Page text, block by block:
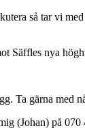
så tar vi
Säffles nya
Ta gärna med
(Johan) på 070